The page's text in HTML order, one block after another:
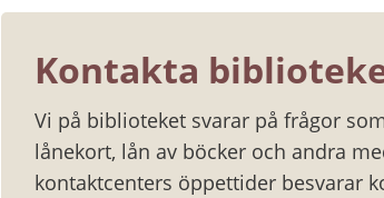
Kontakta
Vi på biblioteket svarar på frågor
lånekort, lån av böcker och andra
kontaktcenters öppettider besvarar